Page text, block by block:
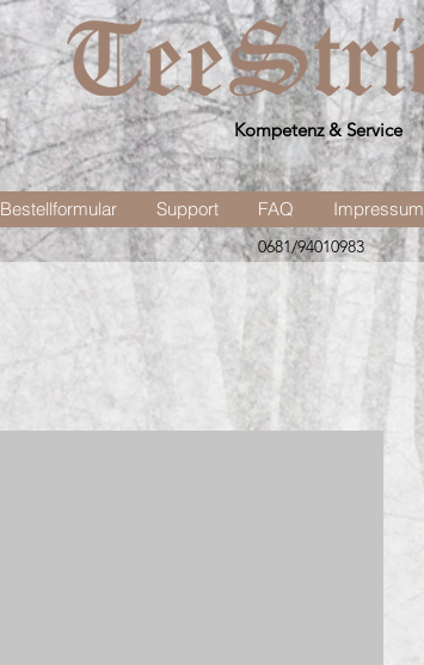
Kompetenz & Service
Bestellformular Support FAQ Impressum
0681/94010983